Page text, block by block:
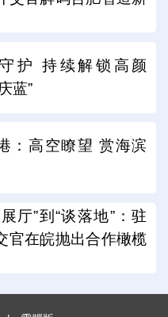
护 持续解锁高颜
蓝”
：高空瞭望 赏海滨
厅”到“谈落地”：驻
官在皖抛出合作橄榄